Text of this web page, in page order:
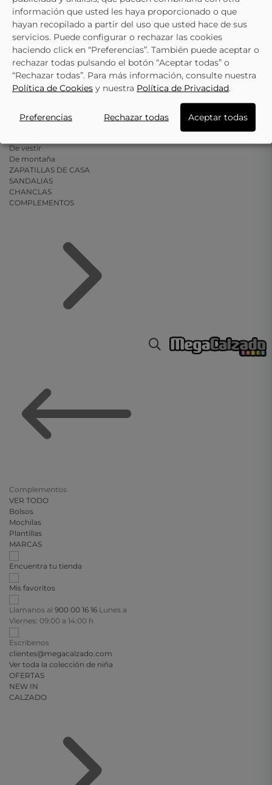
Botas
De vestir
De montaña
ZAPATILLAS DE CASA
SANDALIAS
CHANCLAS
COMPLEMENTOS
Complementos
VER TODO
Bolsos
Mochilas
Plantillas
MARCAS
Encuentra tu tienda
Mis favoritos
Llamanos al 900 00 16 16 Lunes a
Viernes: 09:00 a 14:00 h
Escríbenos
clientes@megacalzado.com
Ver toda la colección de niña
OFERTAS
NEW IN
CALZADO
información que usted les haya proporcionado o que
hayan recopilado a partir del uso que usted hace de sus
servicios. Puede configurar o rechazar las cookies
haciendo click en “Preferencias”. También puede aceptar o
rechazar todas pulsando el botón “Aceptar todas” o
“Rechazar todas”. Para más información, consulte nuestra
Política de Cookies y nuestra Política de Privacidad.
Preferencias Rechazar todas Aceptar todas